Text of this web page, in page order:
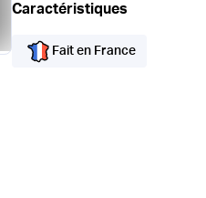
Caractéristiques
Fait en France